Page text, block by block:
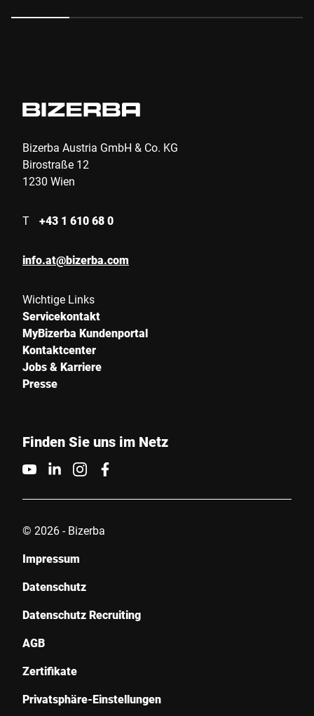
Bizerba Austria GmbH & Co. KG
Birostraße 12
1230 Wien
T +43 1 610 68 0
info.at@bizerba.com
Wichtige Links
Servicekontakt
MyBizerba Kundenportal
Kontaktcenter
Jobs & Karriere
Presse
Finden Sie uns im Netz
© 2026 - Bizerba
Impressum
Datenschutz
Datenschutz Recruiting
AGB
Zertifikate
Privatsphäre-Einstellungen